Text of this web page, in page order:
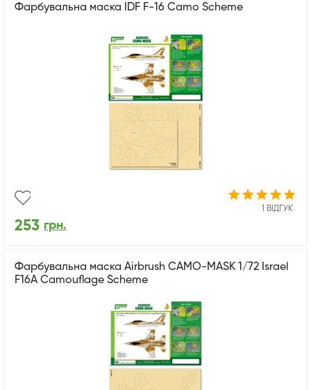
Фарбувальна маска IDF F-16 Camo Scheme
1 ВІДГУК
253 грн.
Фарбувальна маска Airbrush CAMO-MASK 1/72 Israel
F16A Camouflage Scheme